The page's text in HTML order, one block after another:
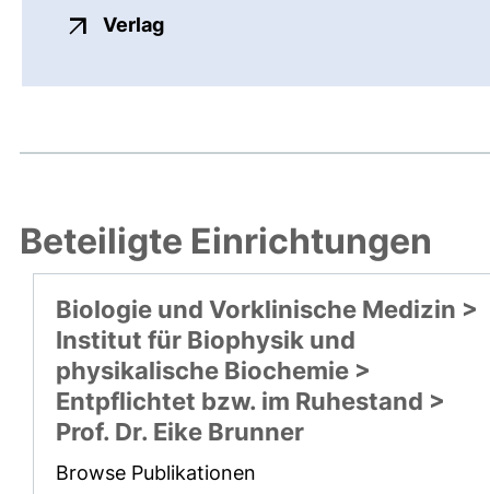
Verlagexterner Link, öffnet neues
Beteiligte Einrichtungen
Biologie und Vorklinische Medizin >
Institut für Biophysik und
physikalische Biochemie >
Entpflichtet bzw. im Ruhestand >
Prof. Dr. Eike Brunner
Browse Publikationen